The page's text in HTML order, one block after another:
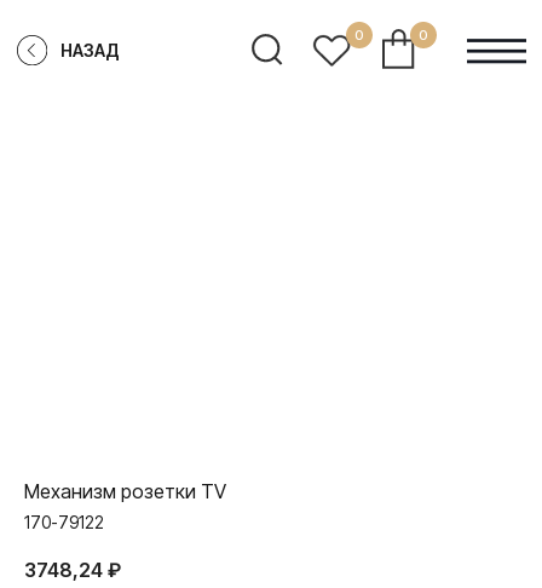
НАЗАД
Механизм розетки TV
170-79122
3748,24 ₽